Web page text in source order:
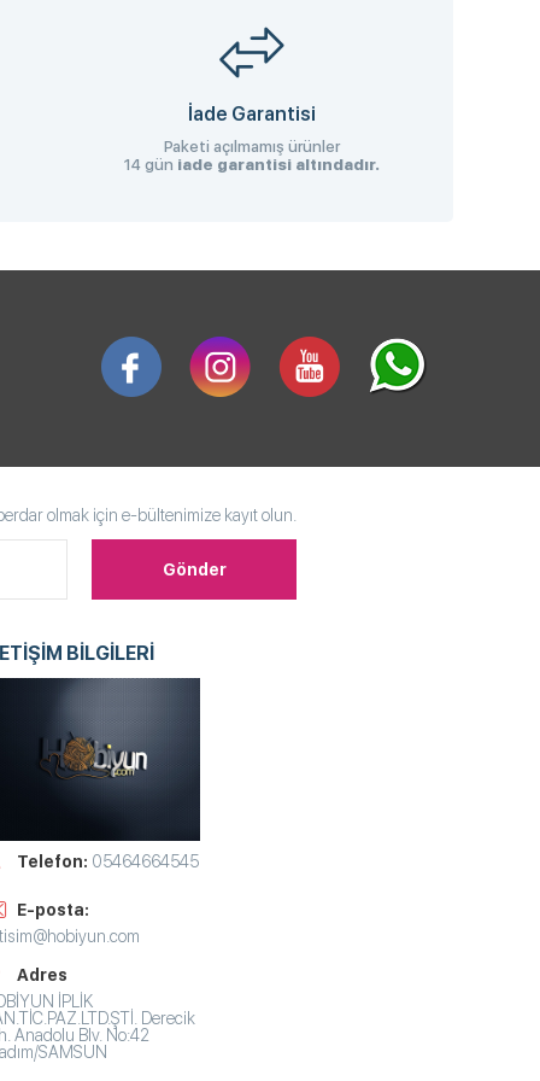
İade Garantisi
Paketi açılmamış ürünler
14 gün iade garantisi altındadır.
olmak için e-bültenimize kayıt olun.
BİLGİLERİ
Telefon: 05464664545
E-posta:
Adres
İPLİK
Derecik
Anadolu Blv. No:42
SAMSUN